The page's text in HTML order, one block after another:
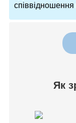
співвідношення
Як